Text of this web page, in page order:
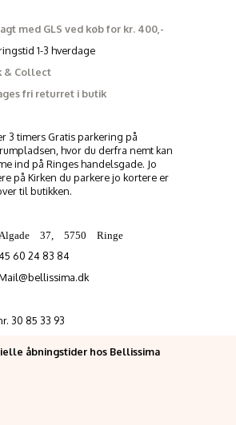
med GLS ved køb for kr. 400,-
1-3 hverdage
& Collect
fri returret i butik
3 timers Gratis parkering på
hvor du derfra nemt kan
ind på Ringes handelsgade. Jo
på Kirken du parkere jo kortere er
til butikken.
37, 5750 Ringe
60 24 83 84
30 85 33 93
åbningstider hos Bellissima